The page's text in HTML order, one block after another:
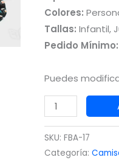
Colores:
Tallas: Infantil,
Pedido Mínimo:
Puedes
Camiseta
de
Basquetbol
Celeste
SKU: FBA-17
Categoría: